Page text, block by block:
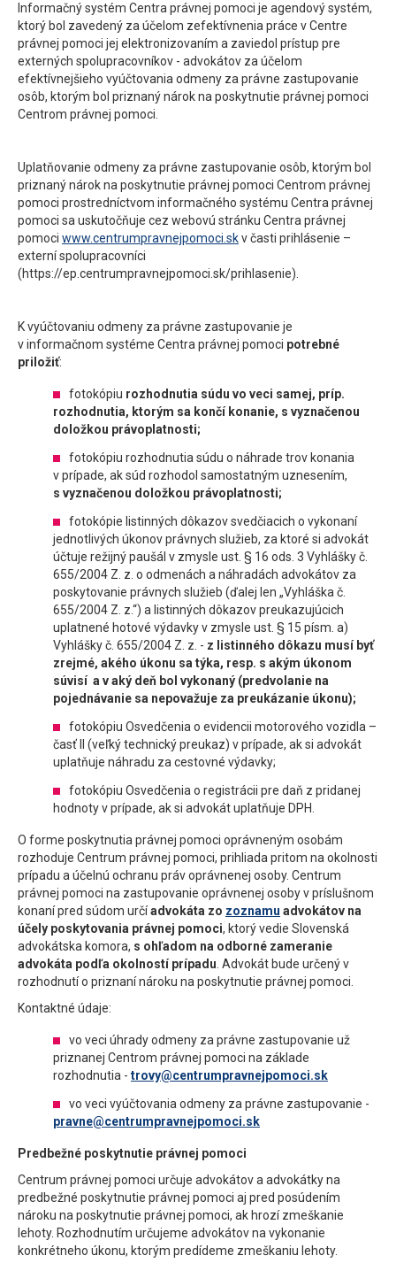
Informačný systém Centra právnej pomoci je agendový systém,
ktorý bol zavedený za účelom zefektívnenia práce v Centre
právnej pomoci jej elektronizovaním a zaviedol prístup pre
externých spolupracovníkov - advokátov za účelom
efektívnejšieho vyúčtovania odmeny za právne zastupovanie
osôb, ktorým bol priznaný nárok na poskytnutie právnej pomoci
Centrom právnej pomoci.
Uplatňovanie odmeny za právne zastupovanie osôb, ktorým bol
priznaný nárok na poskytnutie právnej pomoci Centrom právnej
pomoci prostredníctvom informačného systému Centra právnej
pomoci sa uskutočňuje cez webovú stránku Centra právnej
pomoci www.centrumpravnejpomoci.skv časti prihlásenie –
externí spolupracovníci
(https://ep.centrumpravnejpomoci.sk/prihlasenie).
K vyúčtovaniu odmeny za právne zastupovanie je
v informačnom systéme Centra právnej pomoci potrebné
priložiť:
fotokópiu rozhodnutia súdu vo veci samej, príp.
rozhodnutia, ktorým sa končí konanie, s vyznačenou
doložkou právoplatnosti;
fotokópiu rozhodnutia súdu o náhrade trov konania
v prípade, ak súd rozhodol samostatným uznesením,
s vyznačenou doložkou právoplatnosti;
fotokópie listinných dôkazov svedčiacich o vykonaní
jednotlivých úkonov právnych služieb, za ktoré si advokát
účtuje režijný paušál v zmysle ust. § 16 ods. 3 Vyhlášky č.
655/2004 Z. z. o odmenách a náhradách advokátov za
poskytovanie právnych služieb (ďalej len „Vyhláška č.
655/2004 Z. z.“) a listinných dôkazov preukazujúcich
uplatnené hotové výdavky v zmysle ust. § 15 písm. a)
Vyhlášky č. 655/2004 Z. z. - z listinného dôkazu musí byť
zrejmé, akého úkonu sa týka, resp. s akým úkonom
súvisí a v aký deň bol vykonaný (predvolanie na
pojednávanie sa nepovažuje za preukázanie úkonu);
fotokópiu Osvedčenia o evidencii motorového vozidla –
časť II (veľký technický preukaz) v prípade, ak si advokát
uplatňuje náhradu za cestovné výdavky;
fotokópiu Osvedčenia o registrácii pre daň z pridanej
hodnoty v prípade, ak si advokát uplatňuje DPH.
O forme poskytnutia právnej pomoci oprávneným osobám
rozhoduje Centrum právnej pomoci, prihliada pritom na okolnosti
prípadu a účelnú ochranu práv oprávnenej osoby. Centrum
právnej pomoci na zastupovanie oprávnenej osoby v príslušnom
konaní pred súdom určíadvokáta zo zoznamu advokátov na
účely poskytovania právnej pomoci, ktorý vedie Slovenská
advokátska komora, s ohľadom na odborné zameranie
advokáta podľa okolností prípadu . Advokát bude určený v
rozhodnutí o priznaní nároku na poskytnutie právnej pomoci.
Kontaktné údaje:
vo veci úhrady odmeny za právne zastupovanie už
priznanej Centrom právnej pomoci na základe
rozhodnutia - trovy@centrumpravnejpomoci.sk
vo veci vyúčtovania odmeny za právne zastupovanie -
pravne@centrumpravnejpomoci.sk
Predbežné poskytnutie právnej pomoci
Centrum právnej pomoci určuje advokátov a advokátky na
predbežné poskytnutie právnej pomoci aj pred posúdením
nároku na poskytnutie právnej pomoci, ak hrozí zmeškanie
lehoty. Rozhodnutím určujeme advokátov na vykonanie
konkrétneho úkonu, ktorým predídeme zmeškaniu lehoty.